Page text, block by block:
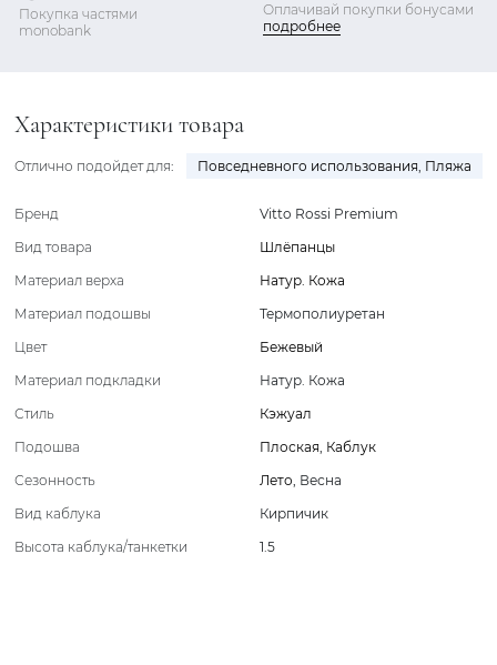
Покупка частями
monobank
Оплачивай покупки бонусами
подробнее
Характеристики товара
Отлично подойдет для: Повседневного использования, Пляжа
Бренд
Vitto Rossi Premium
Вид товара
Шлёпанцы
Материал верха
Натур. Кожа
Материал подошвы
Термополиуретан
Цвет
Бежевый
Материал подкладки
Натур. Кожа
Стиль
Кэжуал
Подошва
Плоская, Каблук
Сезонность
Лето, Весна
Вид каблука
Кирпичик
Высота каблука/танкетки
1.5